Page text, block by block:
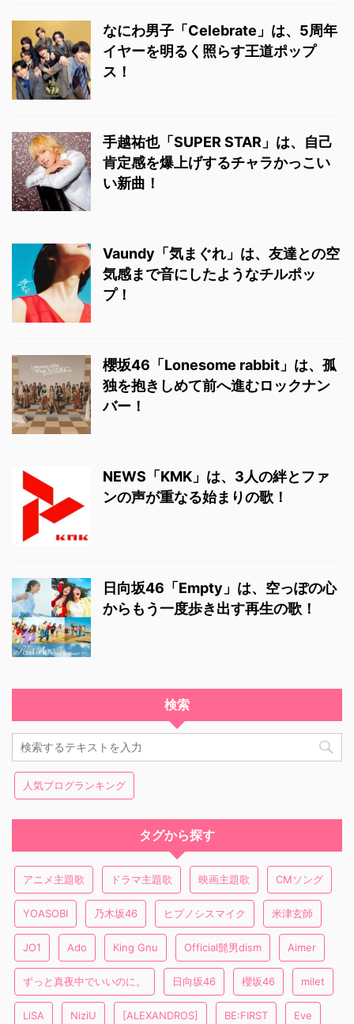
なにわ男子「Celebrate」は、5周年
イヤーを明るく照らす王道ポップ
ス！
手越祐也「SUPER STAR」は、自己
肯定感を爆上げするチャラかっこい
い新曲！
Vaundy「気まぐれ」は、友達との空
気感まで音にしたようなチルポッ
プ！
櫻坂46「Lonesome rabbit」は、孤
独を抱きしめて前へ進むロックナン
バー！
NEWS「KMK」は、3人の絆とファ
ンの声が重なる始まりの歌！
日向坂46「Empty」は、空っぽの心
からもう一度歩き出す再生の歌！
検索
人気ブログランキング
タグから探す
アニメ主題歌 ドラマ主題歌 映画主題歌 CMソング
YOASOBI 乃木坂46 ヒプノシスマイク 米津玄師
JO1 Ado King Gnu Official髭男dism Aimer
ずっと真夜中でいいのに。 日向坂46 櫻坂46 milet
LiSA NiziU [ALEXANDROS] BE:FIRST Eve